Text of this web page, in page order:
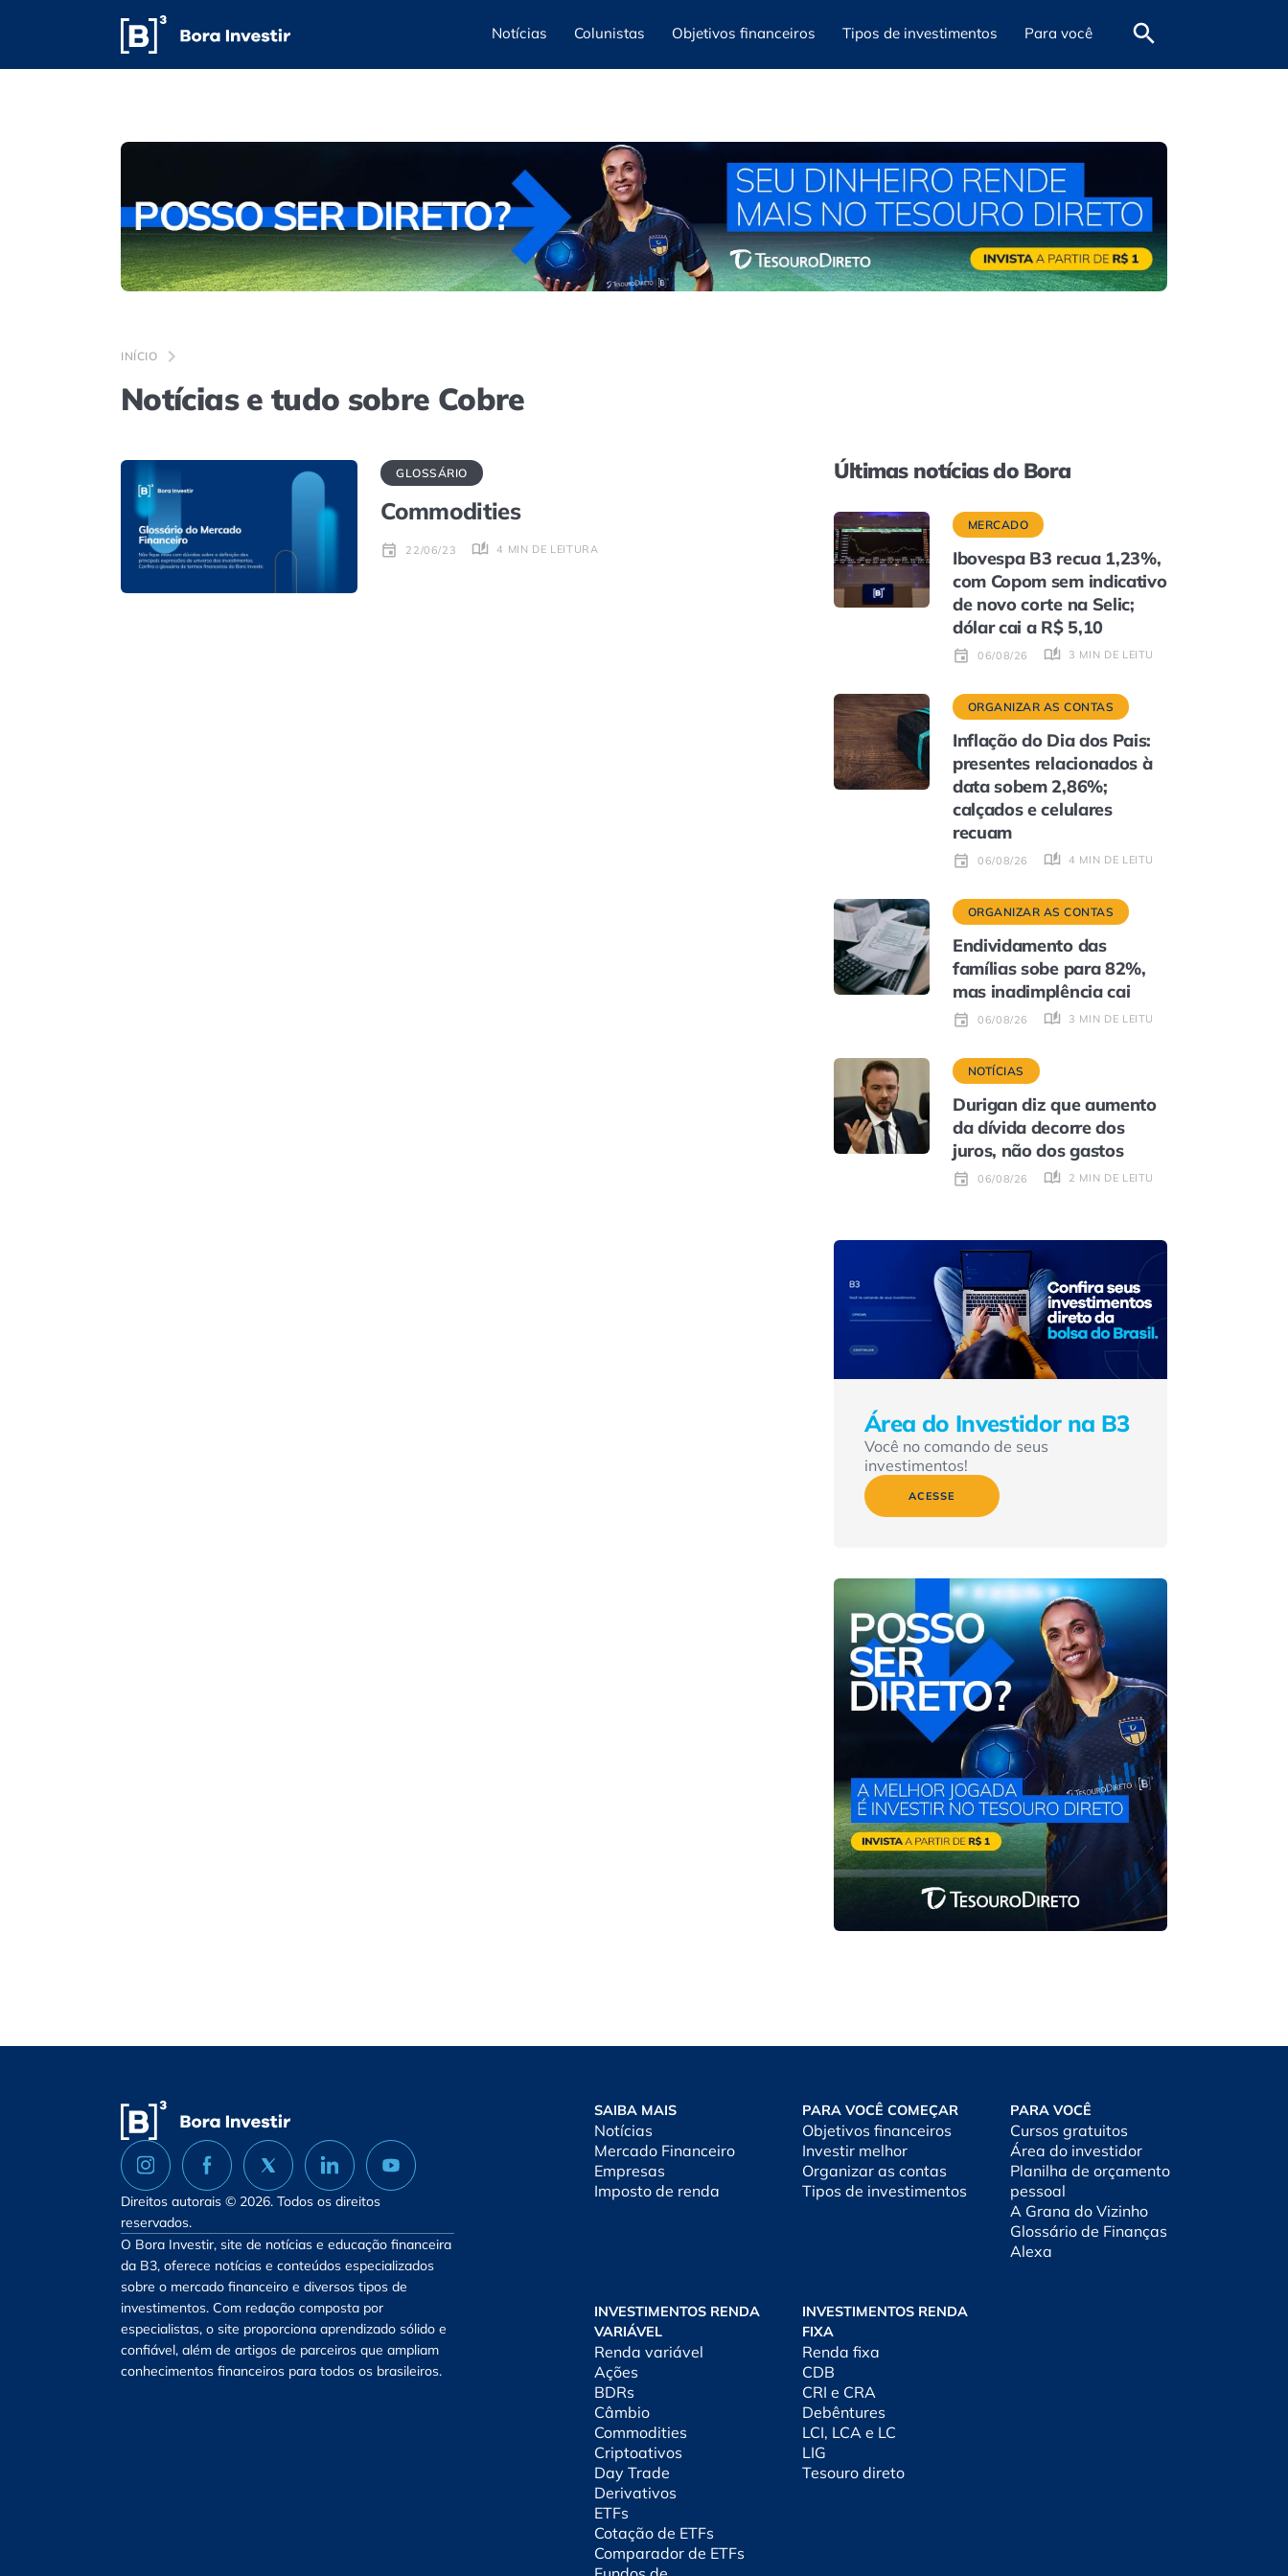
Notícias Colunistas Objetivos financeiros Tipos de investimentos Para você
INÍCIO
Notícias e tudo sobre Cobre
GLOSSÁRIO
Commodities
22/06/23 4 MIN DE LEITURA
Últimas notícias do Bora
MERCADO
Ibovespa B3 recua 1,23%,
com Copom sem indicativo
de novo corte na Selic;
dólar cai a R$ 5,10
06/08/26 3 MIN DE LEITURA
ORGANIZAR AS CONTAS
Inflação do Dia dos Pais:
presentes relacionados à
data sobem 2,86%;
calçados e celulares
recuam
06/08/26 4 MIN DE LEITURA
ORGANIZAR AS CONTAS
Endividamento das
famílias sobe para 82%,
mas inadimplência cai
06/08/26 3 MIN DE LEITURA
NOTÍCIAS
Durigan diz que aumento
da dívida decorre dos
juros, não dos gastos
06/08/26 2 MIN DE LEITURA
Área do Investidor na B3
Você no comando de seus
investimentos!
ACESSE
Direitos autorais © 2026. Todos os direitos
reservados.
O Bora Investir, site de notícias e educação financeira
da B3, oferece notícias e conteúdos especializados
sobre o mercado financeiro e diversos tipos de
investimentos. Com redação composta por
especialistas, o site proporciona aprendizado sólido e
confiável, além de artigos de parceiros que ampliam
conhecimentos financeiros para todos os brasileiros.
SAIBA MAIS
Notícias
Mercado Financeiro
Empresas
Imposto de renda
PARA VOCÊ COMEÇAR
Objetivos financeiros
Investir melhor
Organizar as contas
Tipos de investimentos
PARA VOCÊ
Cursos gratuitos
Área do investidor
Planilha de orçamento
pessoal
A Grana do Vizinho
Glossário de Finanças
Alexa
INVESTIMENTOS RENDA
VARIÁVEL
Renda variável
Ações
BDRs
Câmbio
Commodities
Criptoativos
Day Trade
Derivativos
ETFs
Cotação de ETFs
Comparador de ETFs
INVESTIMENTOS RENDA
FIXA
Renda fixa
CDB
CRI e CRA
Debêntures
LCI, LCA e LC
LIG
Tesouro direto